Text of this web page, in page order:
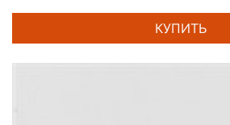
КУПИТЬ